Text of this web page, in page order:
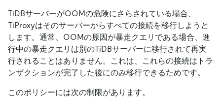
TiDBサーバーがOOMの危険にさらされている場合、
TiProxyはそのサーバーからすべての接続を移行しようと
します。通常、OOMの原因が暴走クエリである場合、進
行中の暴走クエリは別のTiDBサーバーに移行されて再実
行されることはありません。これは、これらの接続はトラ
ンザクションが完了した後にのみ移行できるためです。
このポリシーには次の制限があります。